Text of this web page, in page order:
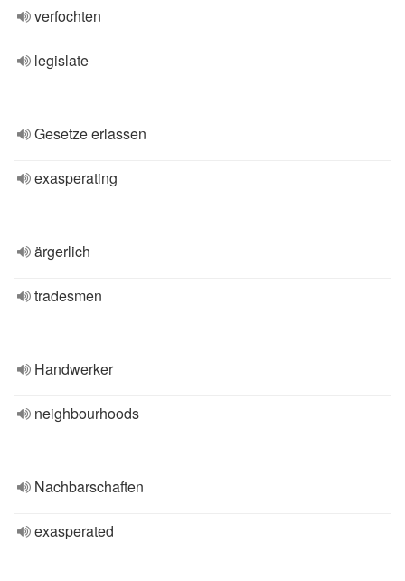
verfochten
legislate
Gesetze erlassen
exasperating
ärgerlich
tradesmen
Handwerker
neighbourhoods
Nachbarschaften
exasperated